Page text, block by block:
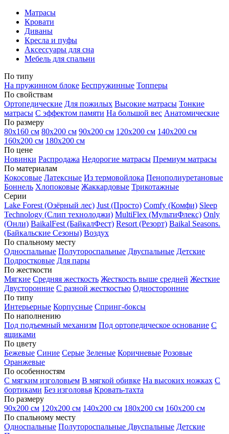
Матрасы
Кровати
Диваны
Кресла и пуфы
Аксессуары для сна
Мебель для спальни
По типу
На пружинном блоке Беспружинные Топперы
По свойствам
Ортопедические Для пожилых Высокие матрасы Тонкие
матрасы С эффектом памяти На большой вес Анатомические
По размеру
80х160 см 80х200 см 90х200 см 120х200 см 140х200 см
160х200 см 180х200 см
По цене
Новинки Распродажа Недорогие матрасы Премиум матрасы
По материалам
Кокосовые Латексные Из термовойлока Пенополиуретановые
Боннель Хлопоковые Жаккардовые Трикотажные
Серии
Lake Forest (Озёрный лес) Just (Просто) Comfy (Комфи) Sleep
Technology (Слип технолоджи) MultiFlex (МультиФлекс) Only
(Онли) BaikalFest (БайкалФест) Resort (Резорт) Baikal Seasons.
(Байкальские Сезоны) Воздух
По спальному месту
Односпальные Полутороспальные Двуспальные Детские
Подростковые Для пары
По жесткости
Мягкие Средняя жесткость Жесткость выше средней Жесткие
Двусторонние С разной жесткостью Односторонние
По типу
Интерьерные Корпусные Спринг-боксы
По наполнению
Под подъемный механизм Под ортопедическое основание С
ящиками
По цвету
Бежевые Синие Серые Зеленые Коричневые Розовые
Оранжевые
По особенностям
С мягким изголовьем В мягкой обивке На высоких ножках С
бортиками Без изголовья Кровать-тахта
По размеру
90х200 см 120х200 см 140х200 см 180х200 см 160х200 см
По спальному месту
Односпальные Полутороспальные Двуспальные Детские